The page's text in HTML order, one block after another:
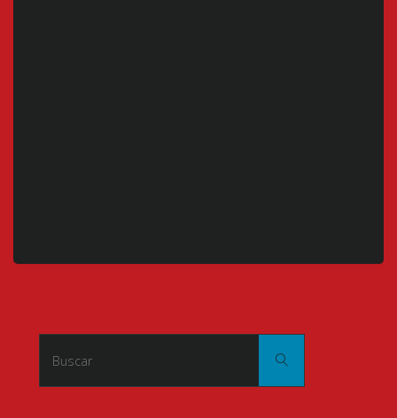
Buscar